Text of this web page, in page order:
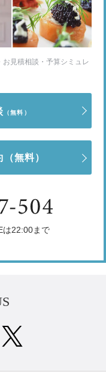
見積相談・予算シミュレ
（無料）
（無料）
は22:00まで